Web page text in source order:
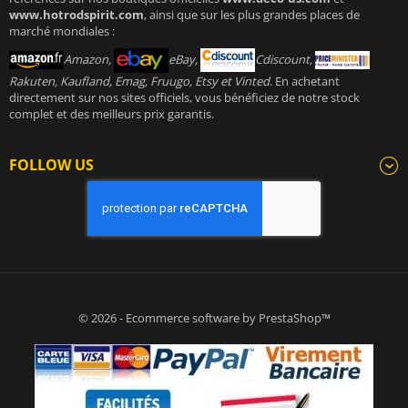
www.hotrodspirit.com, ainsi que sur les plus grandes places de
marché mondiales :
Amazon,
eBay,
Cdiscount,
Rakuten, Kaufland, Emag, Fruugo, Etsy et Vinted. En achetant
directement sur nos sites officiels, vous bénéficiez de notre stock
complet et des meilleurs prix garantis.
FOLLOW US
© 2026 - Ecommerce software by PrestaShop™